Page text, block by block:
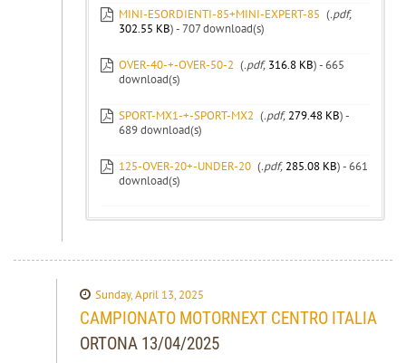
MINI-ESORDIENTI-85+MINI-EXPERT-85 (.pdf,
302.55 KB) - 707 download(s)
OVER-40-+-OVER-50-2 (.pdf, 316.8 KB) - 665
download(s)
SPORT-MX1-+-SPORT-MX2 (.pdf,279.48 KB) -
689 download(s)
125-OVER-20+-UNDER-20 (.pdf,285.08 KB) - 661
download(s)
Sunday, April 13, 2025
CAMPIONATO MOTORNEXT CENTRO ITALIA
ORTONA 13/04/2025